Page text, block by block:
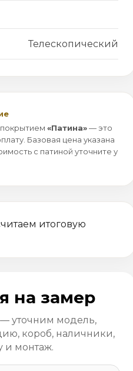
Телескопический
«Патина»— это
Базовая цена указана
с патиной уточните у
итоговую
на замер
— уточним модель,
короб, наличники,
и монтаж.